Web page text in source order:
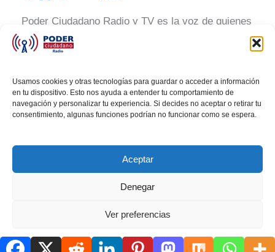
Usamos cookies y otras tecnologías para guardar o acceder a información
en tu dispositivo. Esto nos ayuda a entender tu comportamiento de
navegación y personalizar tu experiencia. Si decides no aceptar o retirar tu
consentimiento, algunas funciones podrían no funcionar como se espera.
Aceptar
Denegar
Ver preferencias
Política de cookies AVISO DE PRIVACIDADAVISO DE PRIVACIDAD
Poder Ciudadano Radio y TV es la voz de quienes
buscan un México informado y participativo.
Nuestro compromiso es conectar con la
transformación social a través de noticias claras,
veraces y al alcance de todos.